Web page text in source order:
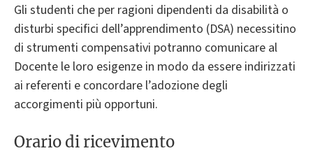
Gli studenti che per ragioni dipendenti da disabilità o
disturbi specifici dell’apprendimento (DSA) necessitino
di strumenti compensativi potranno comunicare al
Docente le loro esigenze in modo da essere indirizzati
ai referenti e concordare l’adozione degli
accorgimenti più opportuni.
Orario di ricevimento